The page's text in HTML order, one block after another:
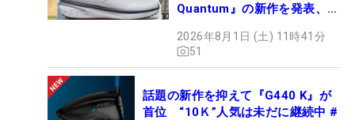
Quantum』の新作を発表、8
2026年8月1日 (土) 11時41分
51
話題の新作を抑えて『G440 K』が
首位 “10Ｋ”人気は未だに継続中 #